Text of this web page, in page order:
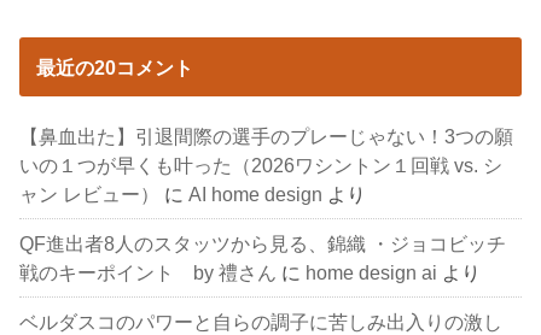
最近の20コメント
【鼻血出た】引退間際の選手のプレーじゃない！3つの願
いの１つが早くも叶った（2026ワシントン１回戦 vs. シ
ャン レビュー）
に AI home design より
QF進出者8人のスタッツから見る、錦織 ・ジョコビッチ
戦のキーポイント by 禮さん に home design ai より
ベルダスコのパワーと自らの調子に苦しみ出入りの激し